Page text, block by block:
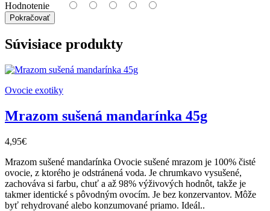
Hodnotenie
Pokračovať
Súvisiace produkty
Ovocie exotiky
Mrazom sušená mandarínka 45g
4,95€
Mrazom sušené mandarínka Ovocie sušené mrazom je 100% čisté
ovocie, z ktorého je odstránená voda. Je chrumkavo vysušené,
zachováva si farbu, chuť a až 98% výživových hodnôt, takže je
takmer identické s pôvodným ovocím. Je bez konzervantov. Môže
byť rehydrované alebo konzumované priamo. Ideál..